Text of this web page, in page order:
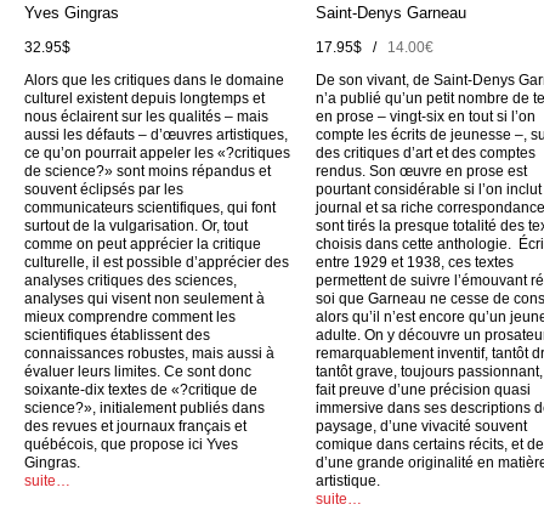
Yves Gingras
32.95$
Alors que les critiques dans le domaine
culturel existent depuis longtemps et
nous éclairent sur les qualités – mais
aussi les défauts – d’œuvres artistiques,
ce qu’on pourrait appeler les «?critiques
de science?» sont moins répandus et
souvent éclipsés par les
communicateurs scientifiques, qui font
surtout de la vulgarisation. Or, tout
comme on peut apprécier la critique
culturelle, il est possible d’apprécier des
analyses critiques des sciences,
analyses qui visent non seulement à
mieux comprendre comment les
scientifiques établissent des
connaissances robustes, mais aussi à
évaluer leurs limites. Ce sont donc
soixante-dix textes de «?critique de
science?», initialement publiés dans
des revues et journaux français et
québécois, que propose ici Yves
Gingras.
suite…
Saint-Denys Garneau
17.95$ /14.00€
De son vivant, de Saint-Denys
n’a publié qu’un petit nombre de
en prose – vingt-six en tout si l’on
compte les écrits de jeunesse –,
des critiques d’art et des comptes
rendus. Son œuvre en prose est
pourtant considérable si l’on
journal et sa riche
sont tirés la presque totalité des
choisis dans cette anthologie.
entre 1929 et 1938, ces textes
permettent de suivre l’émouvant
soi que Garneau ne cesse de
alors qu’il n’est encore qu’un
adulte. On y découvre un
remarquablement inventif, tantôt
tantôt grave, toujours
fait preuve d’une précision quasi
immersive dans ses descriptions
paysage, d’une vivacité souvent
comique dans certains récits, et
d’une grande originalité en
artistique.
suite…